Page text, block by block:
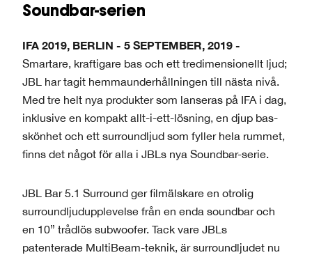
Soundbar-serien
IFA 2019, BERLIN - 5 SEPTEMBER, 2019 -
Smartare, kraftigare bas och ett tredimensionellt ljud;
JBL har tagit hemmaunderhållningen till nästa nivå.
Med tre helt nya produkter som lanseras på IFA i dag,
inklusive en kompakt allt-i-ett-lösning, en djup bas-
skönhet och ett surroundljud som fyller hela rummet,
finns det något för alla i JBLs nya Soundbar-serie.
JBL Bar 5.1 Surround ger filmälskare en otrolig
surroundljudupplevelse från en enda soundbar och
en 10” trådlös subwoofer. Tack vare JBLs
patenterade MultiBeam-teknik, är surroundljudet nu